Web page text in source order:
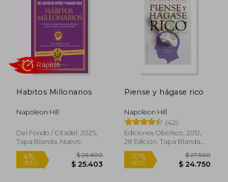
dcto.
Habitos Millonarios
Napoleon Hill
Del Fondo / Citadel, 2025,
Tapa Blanda, Nuevo
Rápido
Piense y hágase rico
Napoleon Hill
(42)
Ediciones Obelisco, 2012,
28 Edición, Tapa Blanda,
Nuevo